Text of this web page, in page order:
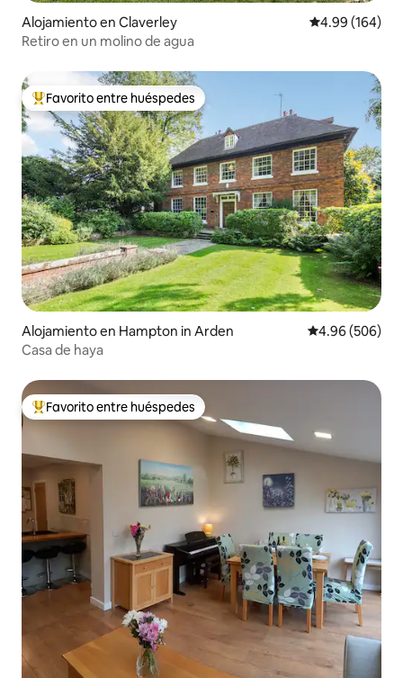
Alojamiento en Claverley Calificación
4.99 (164)
Retiro en un molino de agua
Favorito entre huéspedes preferido
Favorito entre huéspedes
Alojamiento en Hampton in Arden Calificación
4.96 (506)
Casa de haya
Favorito entre huéspedes preferido
Favorito entre huéspedes